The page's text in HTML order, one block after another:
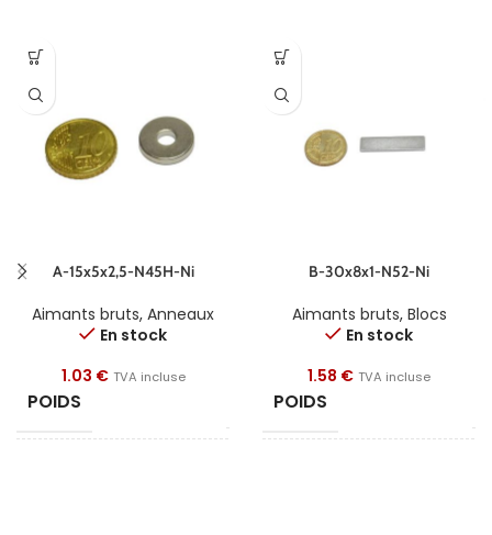
A-15x5x2,5-N45H-Ni
Aimants bruts, Anneaux
En stock
1.03 € TVA incluse
POIDS
B-30x8x1-N52-Ni
Aimants bruts, Blocs
En stock
1.58 € TVA incluse
POIDS